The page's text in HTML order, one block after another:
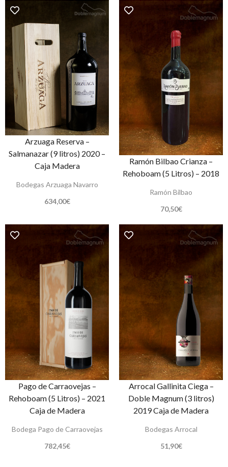
Arzuaga Reserva –
Salmanazar (9 litros) 2020 –
Caja Madera
Bodegas Arzuaga Navarro
634,00€
Ramón Bilbao Crianza –
Rehoboam (5 Litros) – 2018
Ramón Bilbao
70,50€
Pago de Carraovejas –
Rehoboam (5 Litros) – 2021
Caja de Madera
Bodega Pago de Carraovejas
782,45€
Arrocal Gallinita Ciega –
Doble Magnum (3 litros)
2019 Caja de Madera
Bodegas Arrocal
51,90€